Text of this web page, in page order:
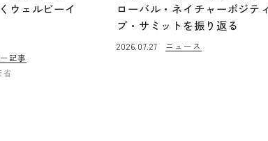
ウェルビーイ
記事
省
ローバル・ネイチャーポジティ
ブ・サミットを振り返る
2026.07.27 ニュース